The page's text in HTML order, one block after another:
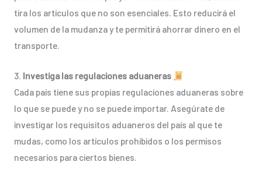
tira los artículos que no son esenciales. Esto reducirá el
volumen de la mudanza y te permitirá ahorrar dinero en el
transporte.
3. Investiga las regulaciones aduaneras
Cada país tiene sus propias regulaciones aduaneras sobre
lo que se puede y no se puede importar. Asegúrate de
investigar los requisitos aduaneros del país al que te
mudas, como los artículos prohibidos o los permisos
necesarios para ciertos bienes.